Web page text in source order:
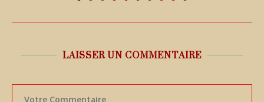
LAISSER UN COMMENTAIRE